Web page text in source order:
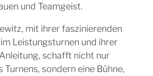
und Teamgeist.
mit ihrer faszinierenden
Leistungsturnen und ihrer
schafft nicht nur
Turnens, sondern eine Bühne,